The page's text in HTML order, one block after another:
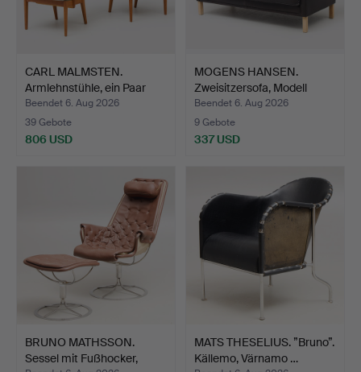
CARL MALMSTEN.
Armlehnstühle, ein Paar
"Va…
Beendet 6. Aug 2026
39 Gebote
806 USD
MOGENS HANSEN.
Zweisitzersofa, Modell
MH22…
Beendet 6. Aug 2026
9 Gebote
337 USD
BRUNO MATHSSON.
Sessel mit Fußhocker,
MATS THESELIUS. ”Bruno”.
Källemo, Värnamo …